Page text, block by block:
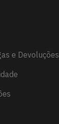
e Devoluções